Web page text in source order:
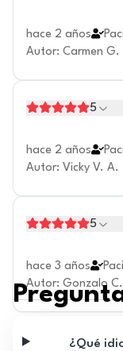
hace 2 años
Autor: Carmen G.
5
hace 2 años
Autor: Vicky V. A.
5
hace 3 años
Autor: Gonzalo C.
¿Qué